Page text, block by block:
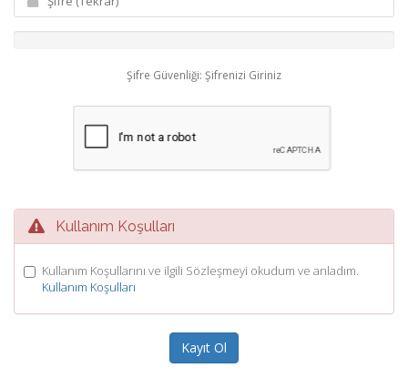
Şifre Güvenliği: Şifrenizi Giriniz
Kullanım Koşulları
Kullanım Koşullarını ve ilgili Sözleşmeyi okudum ve anladım.
Kullanım Koşulları